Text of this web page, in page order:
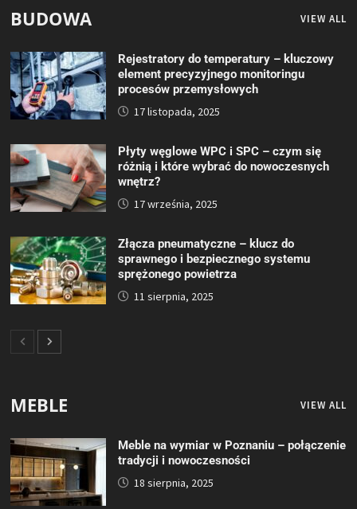
BUDOWA VIEW ALL
Rejestratory do temperatury – kluczowy
element precyzyjnego monitoringu
procesów przemysłowych
17 listopada, 2025
Płyty węglowe WPC i SPC – czym się
różnią i które wybrać do nowoczesnych
wnętrz?
17 września, 2025
Złącza pneumatyczne – klucz do
sprawnego i bezpiecznego systemu
sprężonego powietrza
11 sierpnia, 2025
MEBLE VIEW ALL
Meble na wymiar w Poznaniu – połączenie
tradycji i nowoczesności
18 sierpnia, 2025